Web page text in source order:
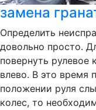
замена
Определить
довольно просто.
повернуть рулевое
влево. В это время
положении руля
колес, то